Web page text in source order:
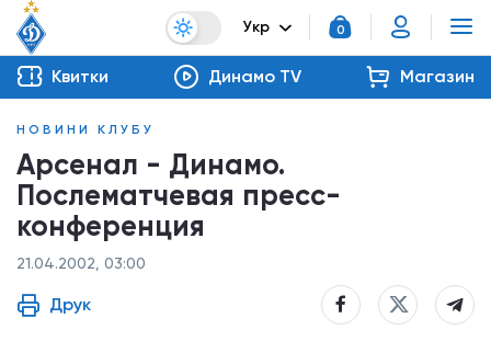
Укр 0
Квитки Динамо TV Магазин
НОВИНИ КЛУБУ
Арсенал - Динамо.
Послематчевая пресс-
конференция
21.04.2002, 03:00
Друк